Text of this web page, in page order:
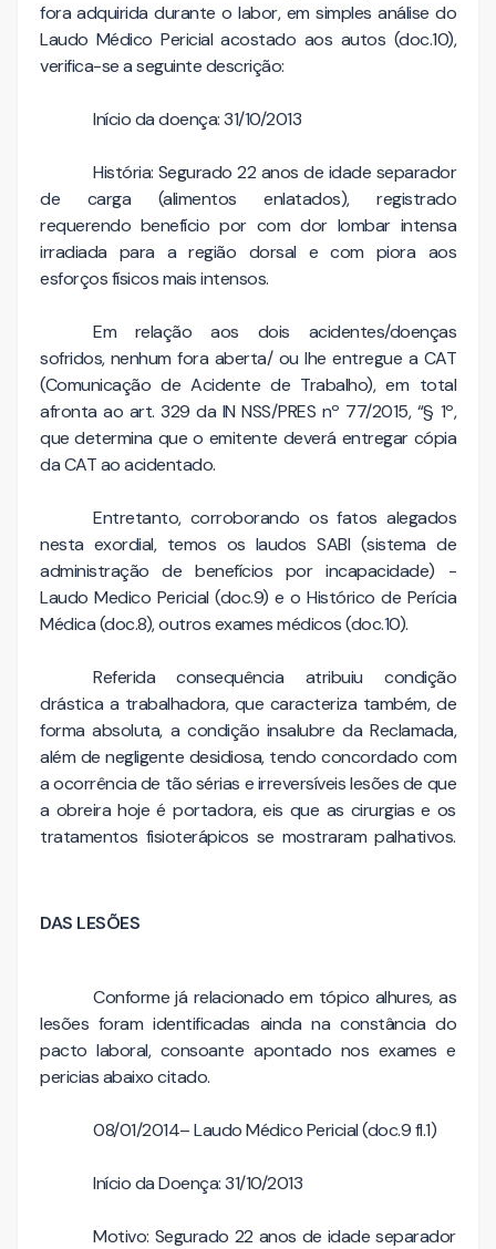
fora adquirida durante o labor, em simples análise do
Laudo Médico Pericial acostado aos autos (doc.10),
verifica-se a seguinte descrição:
Início da doença: 31/10/2013
História: Segurado 22 anos de idade separador
de carga (alimentos enlatados), registrado
requerendo benefício por com dor lombar intensa
irradiada para a região dorsal e com piora aos
esforços físicos mais intensos.
Em relação aos dois acidentes/doenças
sofridos, nenhum fora aberta/ ou lhe entregue a CAT
(Comunicação de Acidente de Trabalho), em total
afronta ao art. 329 da IN NSS/PRES nº 77/2015, “§ 1º,
que determina que o emitente deverá entregar cópia
da CAT ao acidentado.
Entretanto, corroborando os fatos alegados
nesta exordial, temos os laudos SABI (sistema de
administração de benefícios por incapacidade) -
Laudo Medico Pericial (doc.9) e o Histórico de Perícia
Médica (doc.8), outros exames médicos (doc.10).
Referida consequência atribuiu condição
drástica a trabalhadora, que caracteriza também, de
forma absoluta, a condição insalubre da Reclamada,
além de negligente desidiosa, tendo concordado com
a ocorrência de tão sérias e irreversíveis lesões de que
a obreira hoje é portadora, eis que as cirurgias e os
tratamentos fisioterápicos se mostraram palhativos.
DAS LESÕES
Conforme já relacionado em tópico alhures, as
lesões foram identificadas ainda na constância do
pacto laboral, consoante apontado nos exames e
pericias abaixo citado.
08/01/2014– Laudo Médico Pericial (doc.9 fl.1)
Início da Doença: 31/10/2013
Motivo: Segurado 22 anos de idade separador